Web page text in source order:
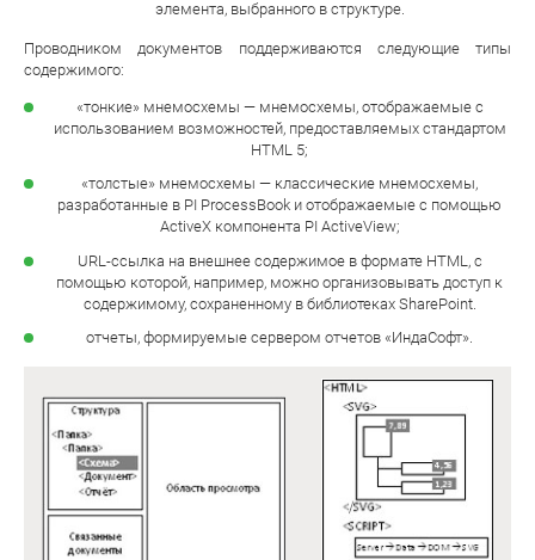
элемента, выбранного в структуре.
Проводником документов поддерживаются следующие типы
содержимого:
«тонкие» мнемосхемы — мнемосхемы, отображаемые с
использованием возможностей, предоставляемых стандартом
HTML 5;
«толстые» мнемосхемы — классические мнемосхемы,
разработанные в PI ProcessBook и отображаемые с помощью
ActiveX компонента PI ActiveView;
URL-ссылка на внешнее содержимое в формате HTML, с
помощью которой, например, можно организовывать доступ к
содержимому, сохраненному в библиотеках SharePoint.
отчеты, формируемые сервером отчетов «ИндаСофт».